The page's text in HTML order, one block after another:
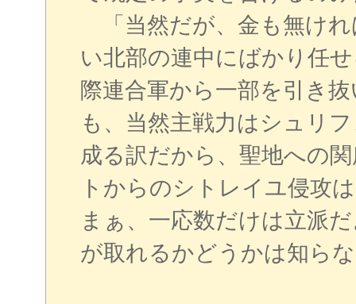
「当然だが、金も無けれ
い北部の連中にばかり任
際連合軍から一部を引き
も、当然主戦力はシュリ
成る訳だから、聖地への
トからのシトレイユ侵攻
まぁ、一応数だけは立派
が取れるかどうかは知ら